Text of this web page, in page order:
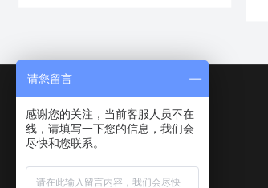
请您留言
感谢您的关注，当前客服人员不在
线，请填写一下您的信息，我们会
尽快和您联系。